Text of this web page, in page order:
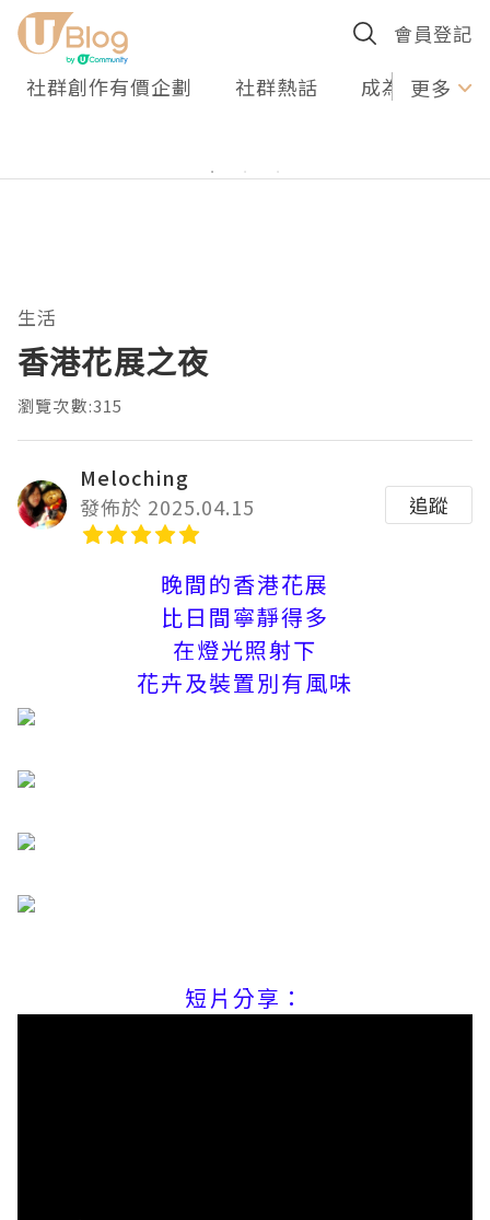
會員登記
社群創作有價企劃 社群熱話 成為U更多
生活
香港花展之夜
瀏覽次數:315
Meloching
發佈於 2025.04.15
追蹤
晚間的香港花展
比日間寧靜得多
在燈光照射下
花卉及裝置別有風味
短片分享：